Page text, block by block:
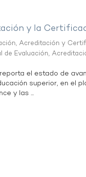
y la
Acreditación y
de Evaluación,
el estado de
superior, en el
y las ...